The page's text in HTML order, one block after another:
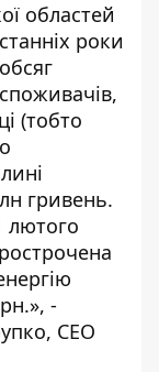
областей
роки
(тобто
гривень.
лютого
-
СЕО